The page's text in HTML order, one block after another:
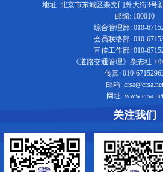
地址: 北京市东城区崇文门外大街3号
邮编: 100010
综合管理部: 010-
会员联络部: 010-
宣传工作部: 010-
《道路交通管理》杂志社:
传真: 010-
邮箱: crsa@crsa.net
网址: www.crsa.net
关注我们